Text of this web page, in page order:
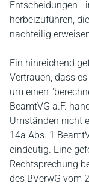
Entscheidungen -
herbeizuführen,
nachteilig
Ein hinreichend
Vertrauen, dass
um einen
BeamtVG a.F.
Umständen nicht
14a Abs. 1
eindeutig. Eine
Rechtsprechung
des BVerwG vom